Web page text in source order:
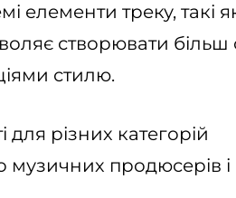
елементи треку, такі
створювати більш
стилю.
різних категорій
музичних продюсерів і